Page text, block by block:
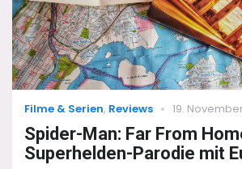
Categories
Filme & Serien, Reviews
Posted
19.
Spider-Man: Far From
Superhelden-Parodie mit